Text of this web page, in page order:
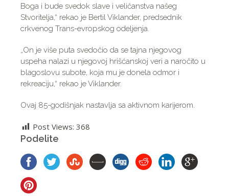
Boga i bude svedok slave i veličanstva našeg
Stvoritelja,“ rekao je Bertil Viklander, predsednik
crkvenog Trans-evropskog odeljenja.
„On je više puta svedočio da se tajna njegovog
uspeha nalazi u njegovoj hrišćanskoj veri a naročito u
blagoslovu subote, koja mu je donela odmor i
rekreaciju,“ rekao je Viklander.
Ovaj 85-godišnjak nastavlja sa aktivnom karijerom.
Post Views: 368
Podelite